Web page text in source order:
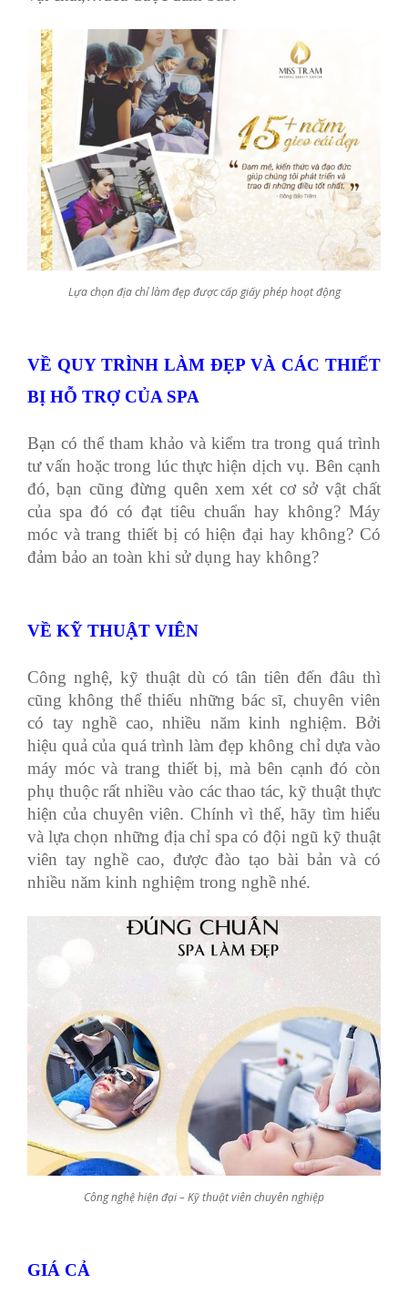
Lựa chọn địa chỉ làm đẹp được cấp giấy phép hoạt động
VỀ QUY TRÌNH LÀM ĐẸP VÀ CÁC THIẾT
BỊ HỖ TRỢ CỦA SPA
Bạn có thể tham khảo và kiểm tra trong quá trình
tư vấn hoặc trong lúc thực hiện dịch vụ. Bên cạnh
đó, bạn cũng đừng quên xem xét cơ sở vật chất
của spa đó có đạt tiêu chuẩn hay không? Máy
móc và trang thiết bị có hiện đại hay không? Có
đảm bảo an toàn khi sử dụng hay không?
VỀ KỸ THUẬT VIÊN
Công nghệ, kỹ thuật dù có tân tiên đến đâu thì
cũng không thể thiếu những bác sĩ, chuyên viên
có tay nghề cao, nhiều năm kinh nghiệm. Bởi
hiệu quả của quá trình làm đẹp không chỉ dựa vào
máy móc và trang thiết bị, mà bên cạnh đó còn
phụ thuộc rất nhiều vào các thao tác, kỹ thuật thực
hiện của chuyên viên. Chính vì thế, hãy tìm hiểu
và lựa chọn những địa chỉ spa có đội ngũ kỹ thuật
viên tay nghề cao, được đào tạo bài bản và có
nhiều năm kinh nghiệm trong nghề nhé.
Công nghệ hiện đại – Kỹ thuật viên chuyên nghiệp
GIÁ CẢ